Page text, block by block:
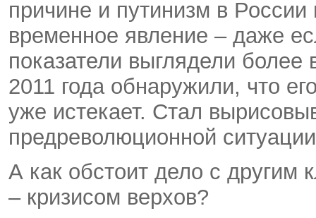
причине и путинизм в
временное явление – даже
показатели выглядели
2011 года обнаружили, что
уже истекает. Стал
предреволюционной
А как обстоит дело с другим
– кризисом верхов?